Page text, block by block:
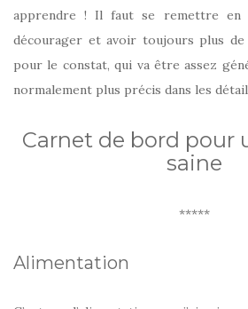
apprendre ! Il faut se remettre en
décourager et avoir toujours plus
pour le constat, qui va être assez
normalement plus précis dans les
Carnet de bord pour
saine
*****
Alimentation